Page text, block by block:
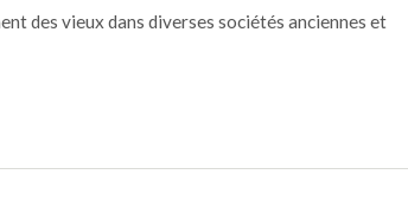
des vieux dans diverses sociétés anciennes et